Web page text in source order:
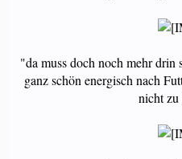
"da muss doch noch mehr
ganz schön energisch nach
nicht zu